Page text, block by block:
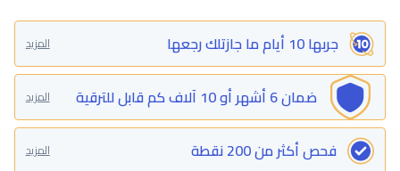
جربها 10 أيام ما جازتلك رجعها المزيد
ضمان 6 أشهر أو 10 آلاف كم قابل للترقية المزيد
فحص أكثر من 200 نقطة المزيد